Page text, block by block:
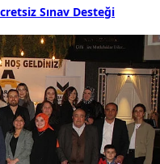
Sınav Desteği